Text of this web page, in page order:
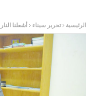
الرئيسية تحرير سيناء أشعلنا النار